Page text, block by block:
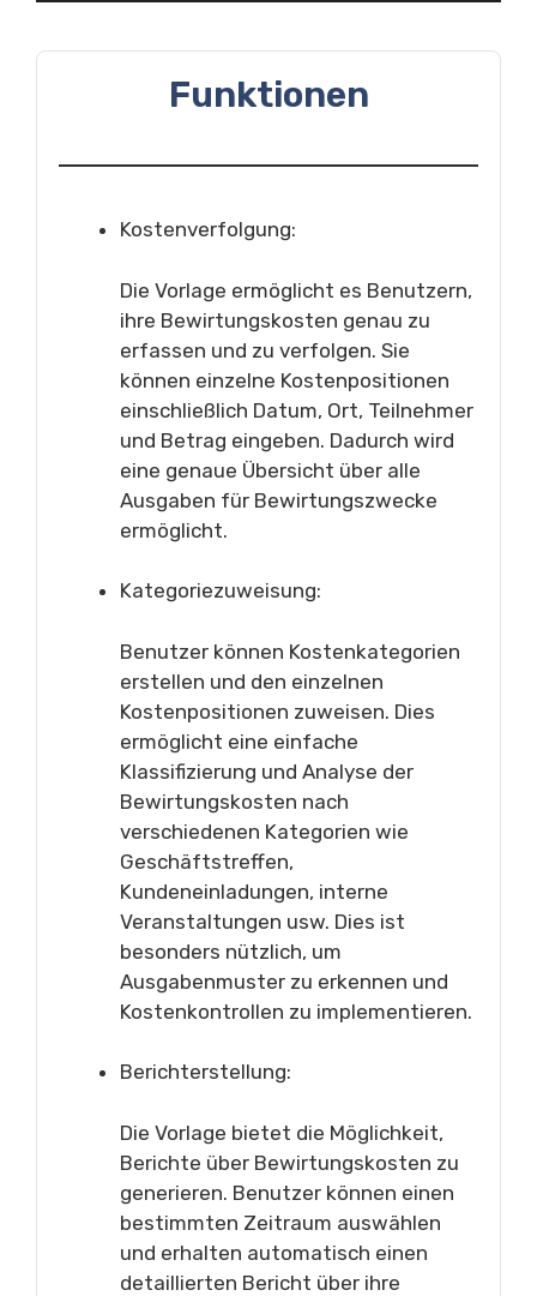
Funktionen
Kostenverfolgung:
Die Vorlage ermöglicht es Benutzern,
ihre Bewirtungskosten genau zu
erfassen und zu verfolgen. Sie
können einzelne Kostenpositionen
einschließlich Datum, Ort, Teilnehmer
und Betrag eingeben. Dadurch wird
eine genaue Übersicht über alle
Ausgaben für Bewirtungszwecke
ermöglicht.
Kategoriezuweisung:
Benutzer können Kostenkategorien
erstellen und den einzelnen
Kostenpositionen zuweisen. Dies
ermöglicht eine einfache
Klassifizierung und Analyse der
Bewirtungskosten nach
verschiedenen Kategorien wie
Geschäftstreffen,
Kundeneinladungen, interne
Veranstaltungen usw. Dies ist
besonders nützlich, um
Ausgabenmuster zu erkennen und
Kostenkontrollen zu implementieren.
Berichterstellung:
Die Vorlage bietet die Möglichkeit,
Berichte über Bewirtungskosten zu
generieren. Benutzer können einen
bestimmten Zeitraum auswählen
und erhalten automatisch einen
detaillierten Bericht über ihre